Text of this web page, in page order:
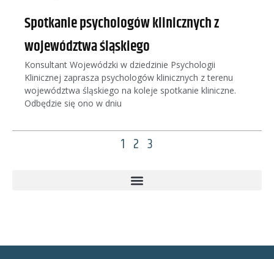
Spotkanie psychologów klinicznych z
województwa śląskiego
Konsultant Wojewódzki w dziedzinie Psychologii
Klinicznej zaprasza psychologów klinicznych z terenu
województwa śląskiego na koleje spotkanie kliniczne.
Odbędzie się ono w dniu
1 2 3